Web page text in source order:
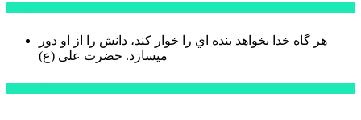
هر گاه خدا بخواهد بنده اي را خوار كند، دانش را از او دور
میسازد. حضرت علی (ع)